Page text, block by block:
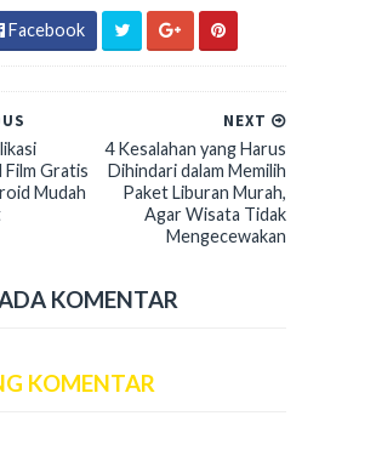
Facebook
NEXT
4 Kesalahan yang Harus
Dihindari dalam Memilih
Paket Liburan Murah,
Agar Wisata Tidak
Mengecewakan
Gratis
Mudah
KOMENTAR
KOMENTAR